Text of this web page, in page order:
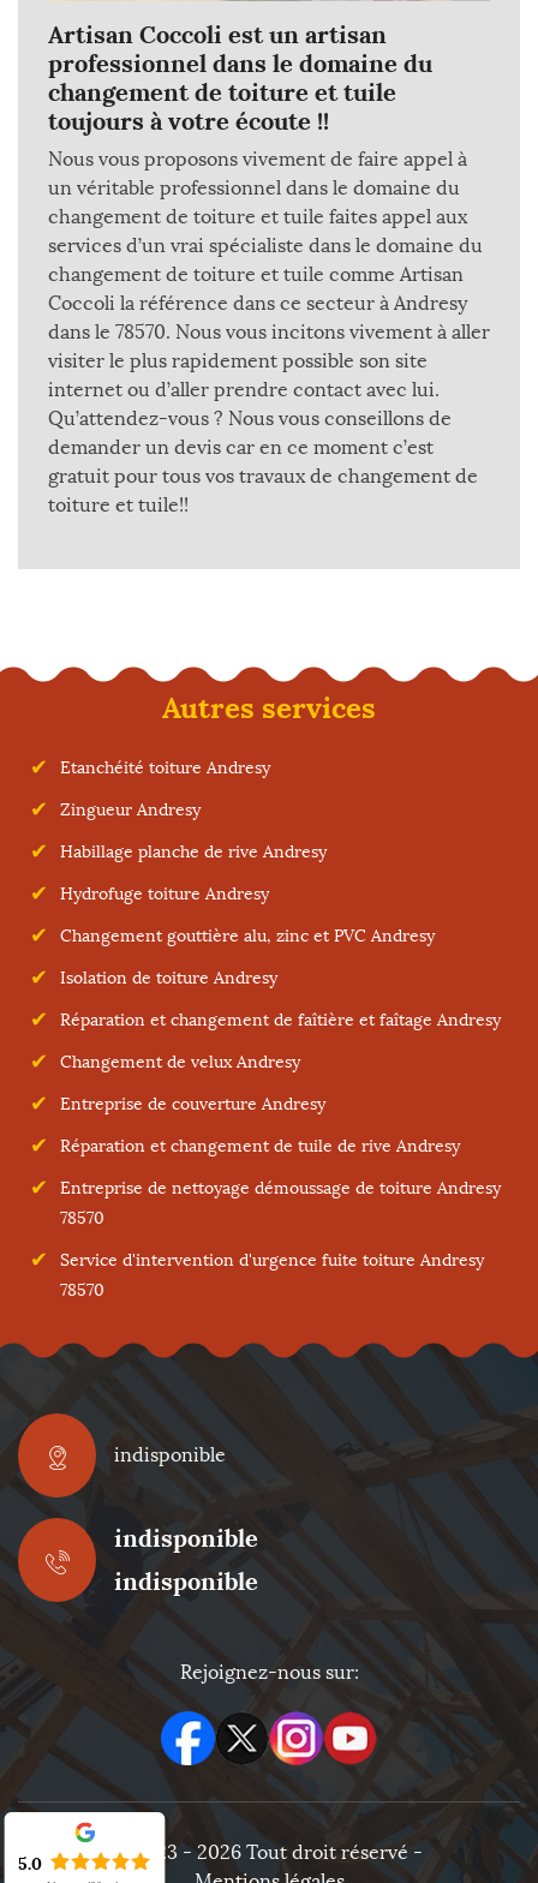
Artisan Coccoli est un artisan
professionnel dans le domaine du
changement de toiture et tuile
toujours à votre écoute !!
Nous vous proposons vivement de faire appel à
un véritable professionnel dans le domaine du
changement de toiture et tuile faites appel aux
services d’un vrai spécialiste dans le domaine du
changement de toiture et tuile comme Artisan
Coccoli la référence dans ce secteur à Andresy
dans le 78570. Nous vous incitons vivement à aller
visiter le plus rapidement possible son site
internet ou d’aller prendre contact avec lui.
Qu’attendez-vous ? Nous vous conseillons de
demander un devis car en ce moment c’est
gratuit pour tous vos travaux de changement de
toiture et tuile!!
Autres services
Etanchéité toiture Andresy
Zingueur Andresy
Habillage planche de rive Andresy
Hydrofuge toiture Andresy
Changement gouttière alu, zinc et PVC Andresy
Isolation de toiture Andresy
Réparation et changement de faîtière et faîtage Andresy
Changement de velux Andresy
Entreprise de couverture Andresy
Réparation et changement de tuile de rive Andresy
Entreprise de nettoyage démoussage de toiture Andresy
78570
Service d'intervention d'urgence fuite toiture Andresy
78570
indisponible
indisponible
indisponible
Rejoignez-nous sur:
©2023 - 2026 Tout droit réservé -
5.0